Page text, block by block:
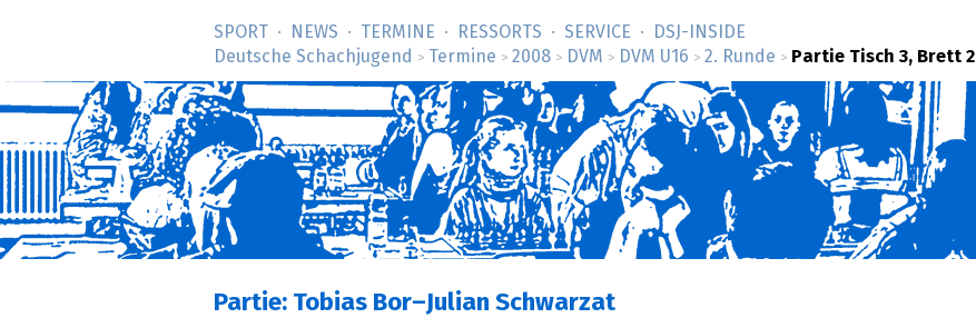
SPORT NEWS TERMINE RESSORTS SERVICE
DSJ-­INSIDE
Deutsche Schachjugend
> Termine > 2008 > DVM > DVM U16 > 2. Runde > Partie Tisch 3, Brett 2
Partie: Tobias Bor–Julian Schwarzat